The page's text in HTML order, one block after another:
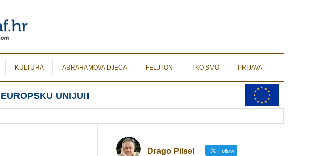
KULTURA ABRAHAMOVA DJECA FELJTON TKO SMO PRIJAVA
UNIJU!!
Drago Pilsel Follow